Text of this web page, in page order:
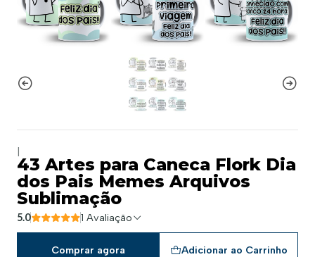
43 Artes para Caneca Flork Dia
dos Pais Memes Arquivos
Sublimação
5.0 1 Avaliação
Adicionar ao Carrinho
Comprar agora